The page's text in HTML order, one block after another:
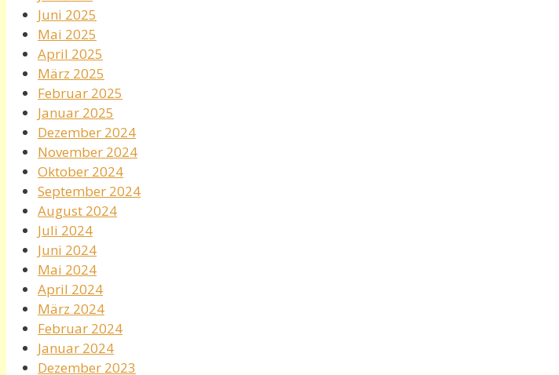
Juni 2025
Mai 2025
April 2025
März 2025
Februar 2025
Januar 2025
Dezember 2024
November 2024
Oktober 2024
September 2024
August 2024
Juli 2024
Juni 2024
Mai 2024
April 2024
März 2024
Februar 2024
Januar 2024
Dezember 2023